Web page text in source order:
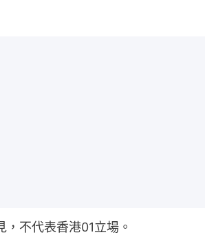
，不代表香港01立場。